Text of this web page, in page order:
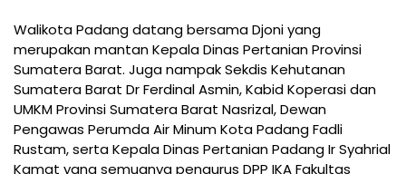
Walikota Padang datang bersama Djoni yang
merupakan mantan Kepala Dinas Pertanian Provinsi
Sumatera Barat. Juga nampak Sekdis Kehutanan
Sumatera Barat Dr Ferdinal Asmin, Kabid Koperasi dan
UMKM Provinsi Sumatera Barat Nasrizal, Dewan
Pengawas Perumda Air Minum Kota Padang Fadli
Rustam, serta Kepala Dinas Pertanian Padang Ir Syahrial
Kamat yang semuanya pengurus DPP IKA Fakultas